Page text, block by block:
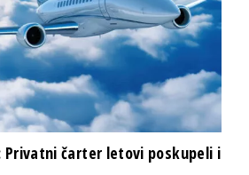
Privatni čarter letovi poskupeli i